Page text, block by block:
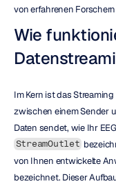
von erfahrenen
Wie
Im Kern ist das
zwischen einem Sender
StreamOutlet
von Ihnen entwickelte
bezeichnet. Dieser